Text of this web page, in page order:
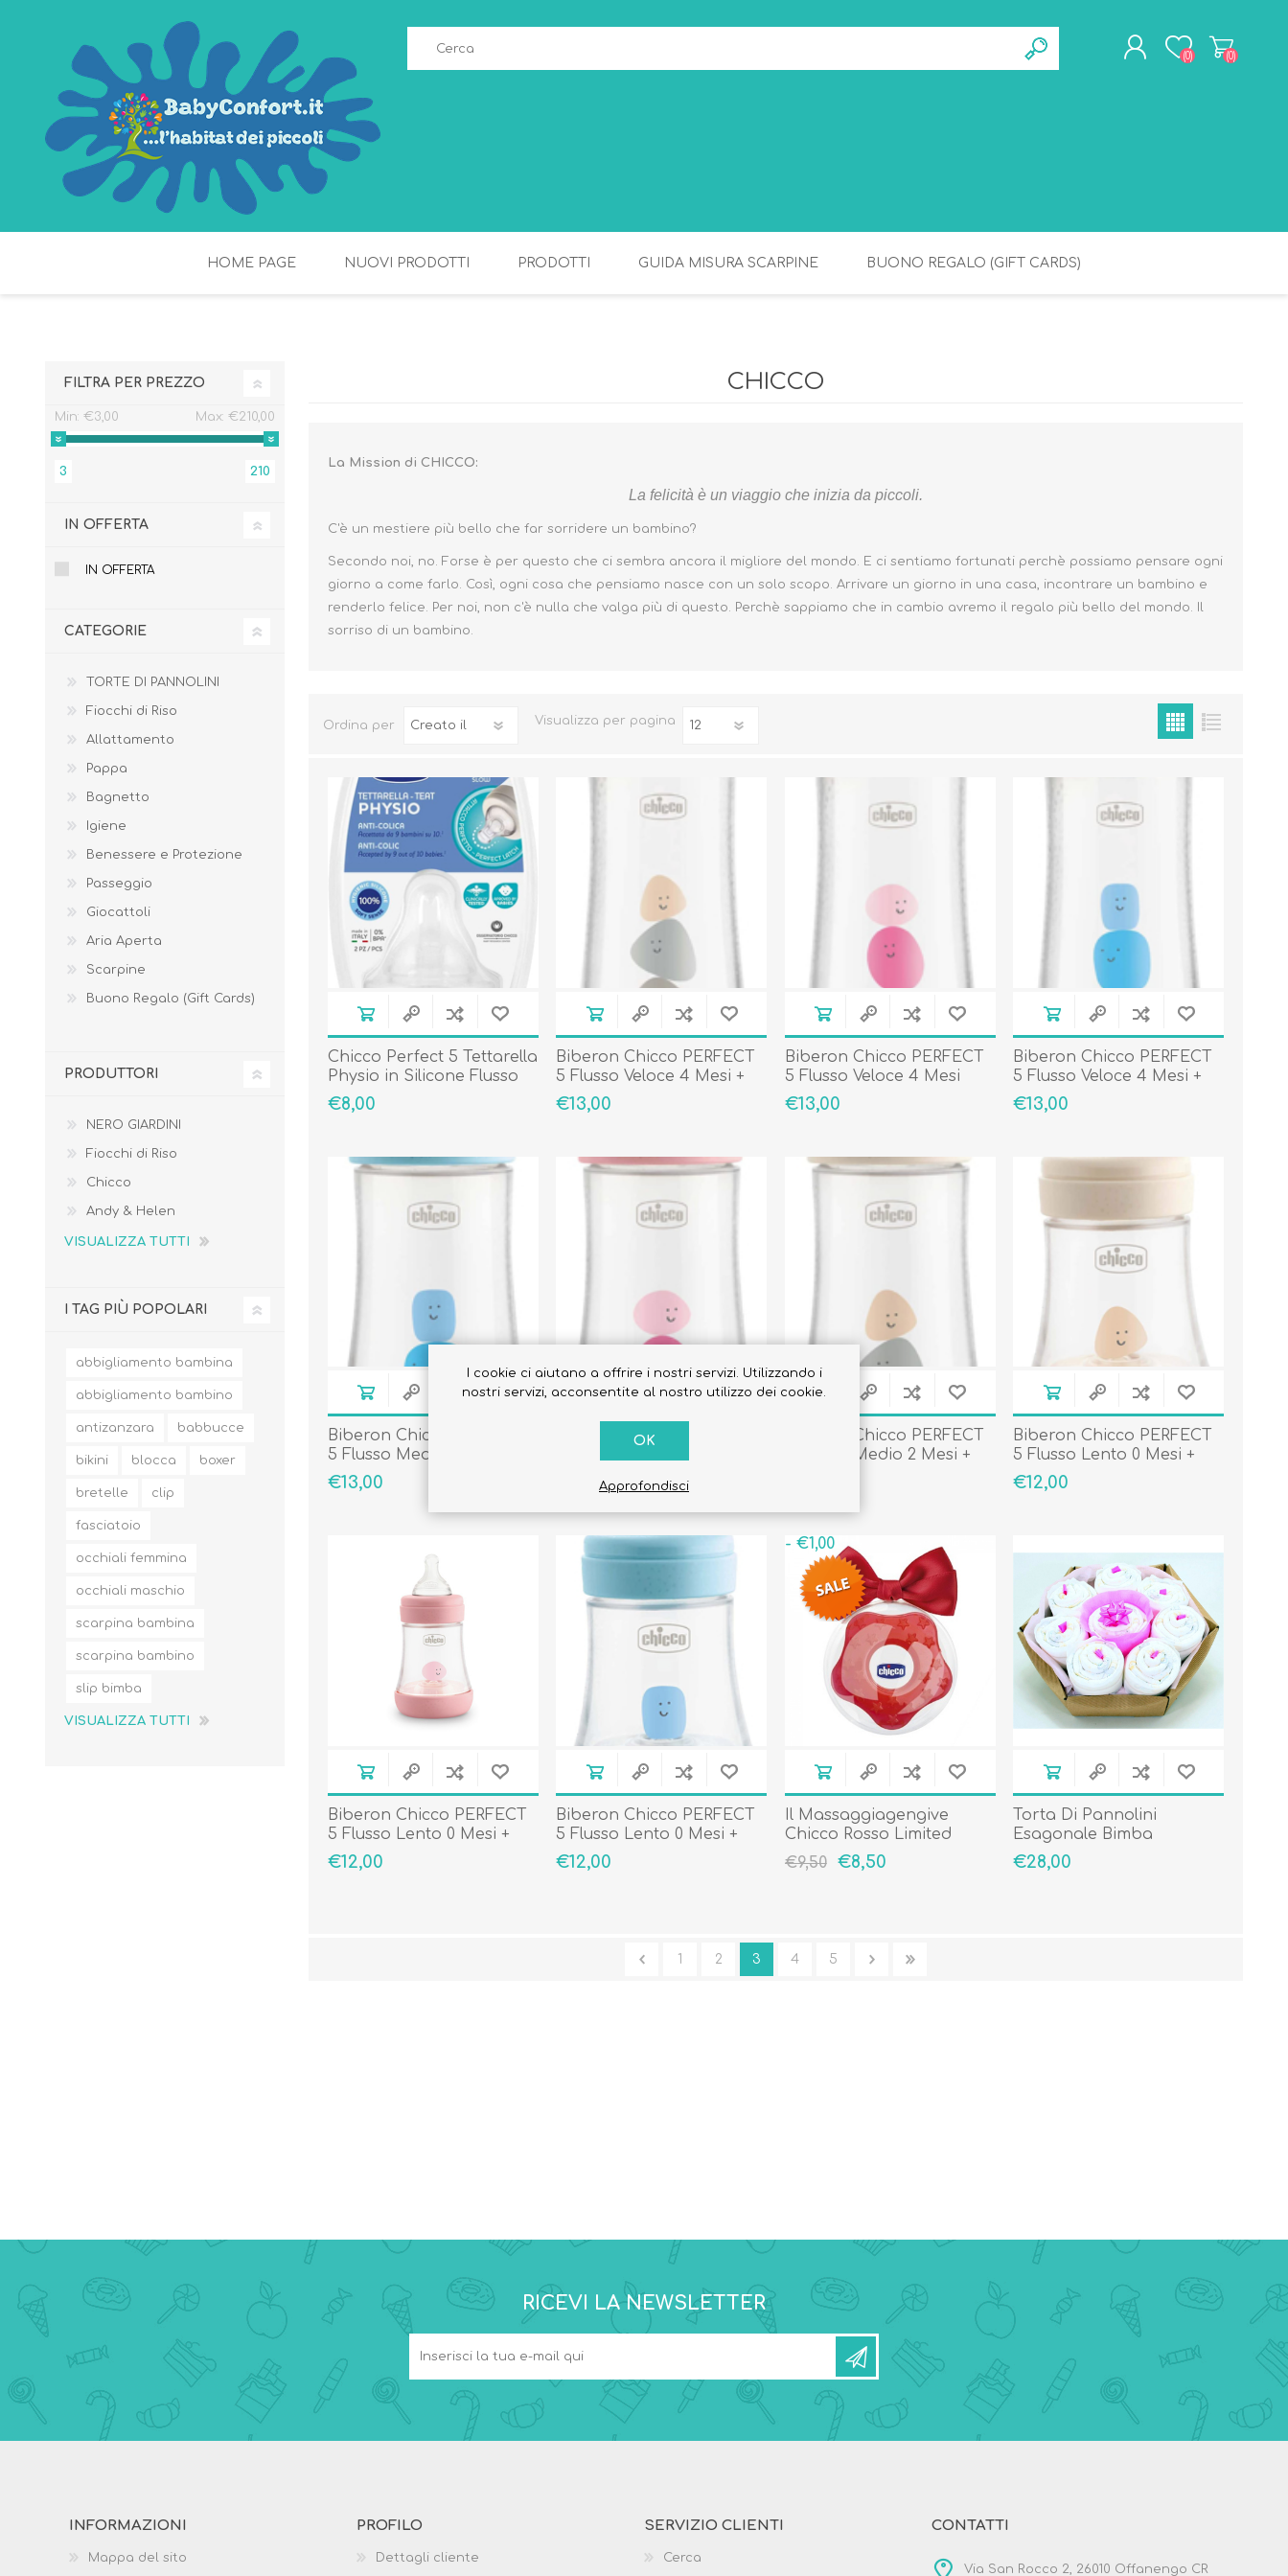
(0) (0)
HOME PAGE NUOVI PRODOTTI PRODOTTI
Biberon, Tettarelle,
Sterilizzatori
Scaldabiberon
Piatti, Posate, Bavaglini
Tazze, Thermos,
Cura del Corpo
Accessori
Igiene del Bambino
Cambio del Pannolino
BENESSERE E
PROTEZIONE
Aerosol, Umidificatori,
Babymonitor
Borse e Zaini Occhiali da sole
Antizanzare
Primavera - Estate
GUIDA MISURA SCARPINE BUONO REGALO (GIFT CARDS)
CHICCO
La Mission di CHICCO:
La felicità è un viaggio che inizia da piccoli.
C'è un mestiere più bello che far sorridere un bambino?
Secondo noi, no. Forse è per questo che ci sembra ancora il migliore del mondo. E ci sentiamo fortunati perchè possiamo pensare ogni
giorno a come farlo. Così, ogni cosa che pensiamo nasce con un solo scopo. Arrivare un giorno in una casa, incontrare un bambino e
renderlo felice. Per noi, non c'è nulla che valga più di questo. Perchè sappiamo che in cambio avremo il regalo più bello del mondo. Il
sorriso di un bambino.
Ordina per Visualizza per pagina
Chicco Perfect 5 Tettarella
Physio in Silicone Flusso
Lento 0+ Mesi 1 Foro 2
Pezzi
€8,00
Biberon Chicco PERFECT
5 Flusso Veloce 4 Mesi +
Beige
€13,00
Biberon Chicco PERFECT
5 Flusso Veloce 4 Mesi
+Rosa
€13,00
Biberon Chicco PERFECT
5 Flusso Veloce 4 Mesi +
Azzurro
€13,00
Biberon Chicco PERFECT
5 Flusso Medio 2 Mesi +
Azzurro
€13,00
Biberon Chicco PERFECT
€13,00
Biberon Chicco PERFECT
5 Flusso Medio 2 Mesi +
Biberon Chicco PERFECT
5 Flusso Lento 0 Mesi +
Beige
€12,00
Biberon Chicco PERFECT
5 Flusso Lento 0 Mesi +
Rosa
€12,00
Biberon Chicco PERFECT
5 Flusso Lento 0 Mesi +
Azzurro
€12,00
- €1,00
Il Massaggiagengive
Chicco Rosso Limited
Edition
€9,50 €8,50
Torta Di Pannolini
Esagonale Bimba
€28,00
1 2 3 4 5
FILTRA PER PREZZO
Min: €3,00 Max: €210,00
3 210
IN OFFERTA
IN OFFERTA
CATEGORIE
TORTE DI PANNOLINI
Fiocchi di Riso
Allattamento
Pappa
Bagnetto
Igiene
Benessere e Protezione
Passeggio
Giocattoli
Aria Aperta
Scarpine
Buono Regalo (Gift Cards)
PRODUTTORI
NERO GIARDINI
Fiocchi di Riso
Chicco
Andy & Helen
VISUALIZZA TUTTI
I TAG PIÙ POPOLARI
abbigliamento bambina
abbigliamento bambino
antizanzara babbucce
bikini blocca boxer
bretelle clip
fasciatoio
occhiali femmina
occhiali maschio
scarpina bambina
scarpina bambino
slip bimba
VISUALIZZA TUTTI
RICEVI LA NEWSLETTER
INFORMAZIONI
Mappa del sito
PROFILO
Dettagli cliente
SERVIZIO CLIENTI
Cerca
CONTATTI
Via San Rocco 2, 26010 Offanengo CR
I cookie ci aiutano a offrire i nostri servizi. Utilizzando i
nostri servizi, acconsentite al nostro utilizzo dei cookie.
OK
Approfondisci